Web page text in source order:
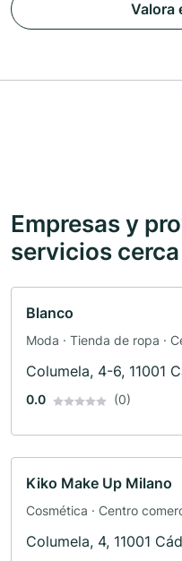
Valora
Empresas y
servicios
Blanco
Moda · Tienda de ropa ·
Columela, 4-6, 11001
0.0 (0)
Kiko Make Up Milano
Cosmética · Centro
Columela, 4, 11001